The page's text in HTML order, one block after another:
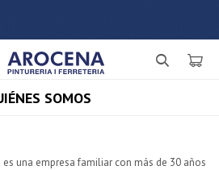
SOMOS
es una empresa familiar con más de 30 años